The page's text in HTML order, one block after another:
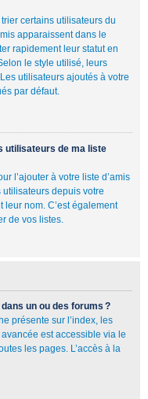
certains utilisateurs du
apparaissent dans le
rapidement leur statut en
le style utilisé, leurs
utilisateurs ajoutés à votre
par défaut.
utilisateurs de ma liste
l’ajouter à votre liste d’amis
utilisateurs depuis votre
nom. C’est également
de vos listes.
un ou des forums ?
présente sur l’index, les
est accessible via le
les pages. L’accès à la